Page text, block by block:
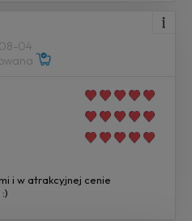
04
i w atrakcyjnej cenie